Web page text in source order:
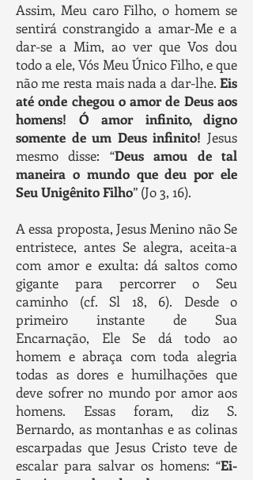
Assim, Meu caro Filho, o homem se
sentirá constrangido a amar-Me e a
dar-se a Mim, ao ver que Vos dou
todo a ele, Vós Meu Único Filho, e que
não me resta mais nada a dar-lhe. Eis
até onde chegou o amor de Deus aos
homens!
Ó amor infinito, digno
somente de um Deus infinito! Jesus
mesmo disse: “Deus amou de tal
maneira o mundo que deu por ele
Seu Unigênito Filho” (Jo 3, 16).
A essa proposta, Jesus Menino não Se
entristece, antes Se alegra, aceita-a
com amor e exulta: dá saltos como
gigante para percorrer o Seu
caminho (cf. Sl 18, 6). Desde o
primeiro instante de Sua
Encarnação, Ele Se dá todo ao
homem e abraça com toda alegria
todas as dores e humilhações que
deve sofrer no mundo por amor aos
homens. Essas foram, diz S.
Bernardo, as montanhas e as colinas
escarpadas que Jesus Cristo teve de
escalar para salvar os homens: “Ei-